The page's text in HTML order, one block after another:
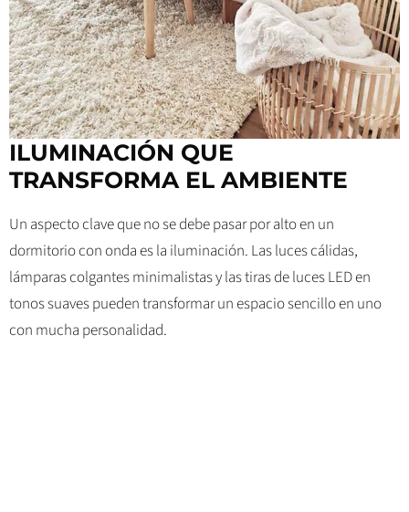
ILUMINACIÓN QUE
TRANSFORMA EL AMBIENTE
Un aspecto clave que no se debe pasar por alto en un
dormitorio con onda es la iluminación. Las luces cálidas,
lámparas colgantes minimalistas y las tiras de luces LED en
tonos suaves pueden transformar un espacio sencillo en uno
con mucha personalidad.